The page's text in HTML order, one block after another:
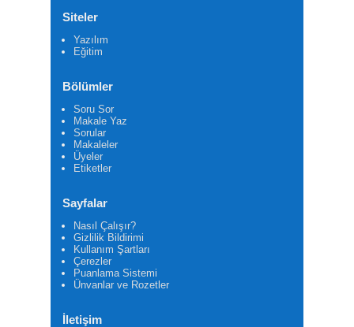
Siteler
Yazılım
Eğitim
Bölümler
Soru Sor
Makale Yaz
Sorular
Makaleler
Üyeler
Etiketler
Sayfalar
Nasıl Çalışır?
Gizlilik Bildirimi
Kullanım Şartları
Çerezler
Puanlama Sistemi
Ünvanlar ve Rozetler
İletişim